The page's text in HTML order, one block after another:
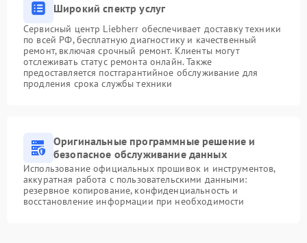
Широкий спектр услуг
Сервисный центр Liebherr обеспечивает доставку техники
по всей РФ, бесплатную диагностику и качественный
ремонт, включая срочный ремонт. Клиенты могут
отслеживать статус ремонта онлайн. Также
предоставляется постгарантийное обслуживание для
продления срока службы техники
Оригинальные программные решение и
безопасное обслуживание данных
Использование официальных прошивок и инструментов,
аккуратная работа с пользовательскими данными:
резервное копирование, конфиденциальность и
восстановление информации при необходимости